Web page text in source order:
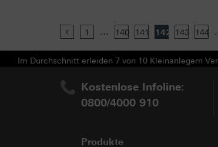
Previous
1 ... 140 141 142 143 144
Im Durchschnitt erleiden 7 von 10 Kleinanlegern
Kostenlose Infoline:
0800/4000 910
Produkte